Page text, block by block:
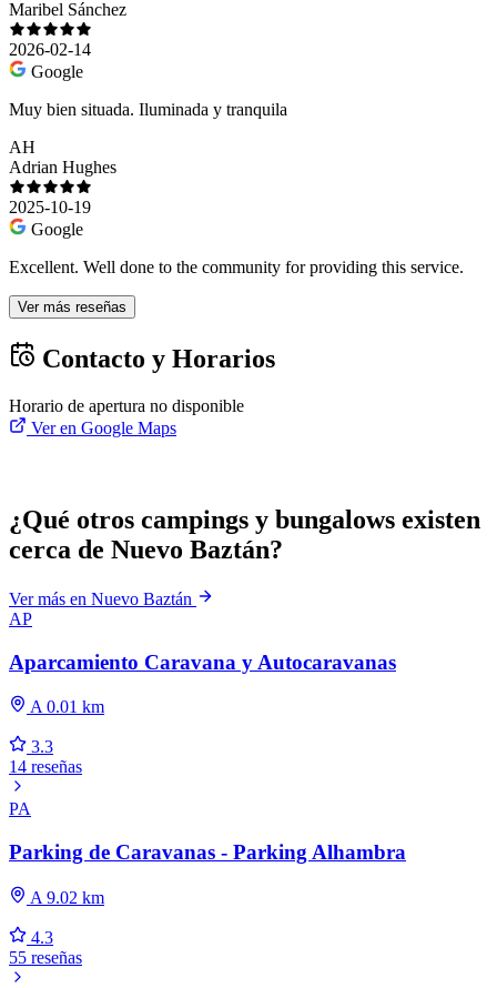
Maribel Sánchez
2026-02-14
Google
Muy bien situada. Iluminada y tranquila
AH
Adrian Hughes
2025-10-19
Google
Excellent. Well done to the community for providing this service.
Ver más reseñas
Contacto y Horarios
Horario de apertura no disponible
Ver en Google Maps
¿Qué otros campings y bungalows existen
cerca de Nuevo Baztán?
Ver más en Nuevo Baztán
AP
Aparcamiento Caravana y Autocaravanas
A 0.01 km
3.3
14 reseñas
PA
Parking de Caravanas - Parking Alhambra
A 9.02 km
4.3
55 reseñas